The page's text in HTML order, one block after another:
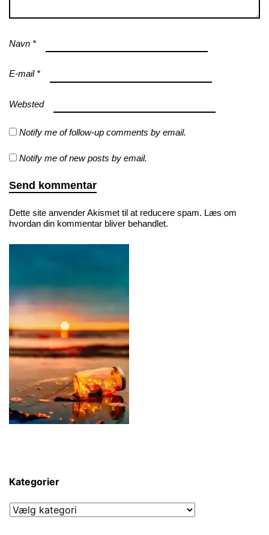
Navn *
E-mail *
Websted
Notify me of follow-up comments by email.
Notify me of new posts by email.
Dette site anvender Akismet til at reducere spam. Læs om
hvordan din kommentar bliver behandlet.
Kategorier
Kategorier